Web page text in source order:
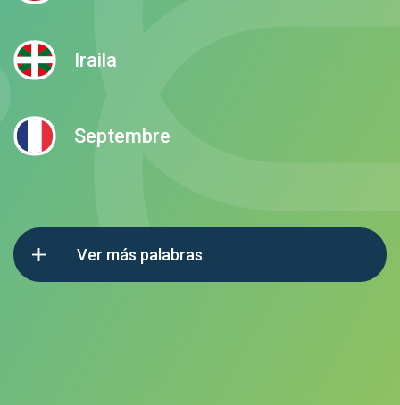
Iraila
Septembre
Ver más palabras